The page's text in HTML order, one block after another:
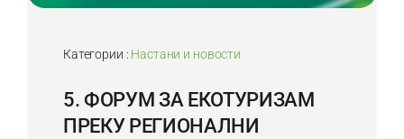
Категории : Настани и новости
5. ФОРУМ ЗА ЕКОТУРИЗАМ
ПРЕКУ РЕГИОНАЛНИ